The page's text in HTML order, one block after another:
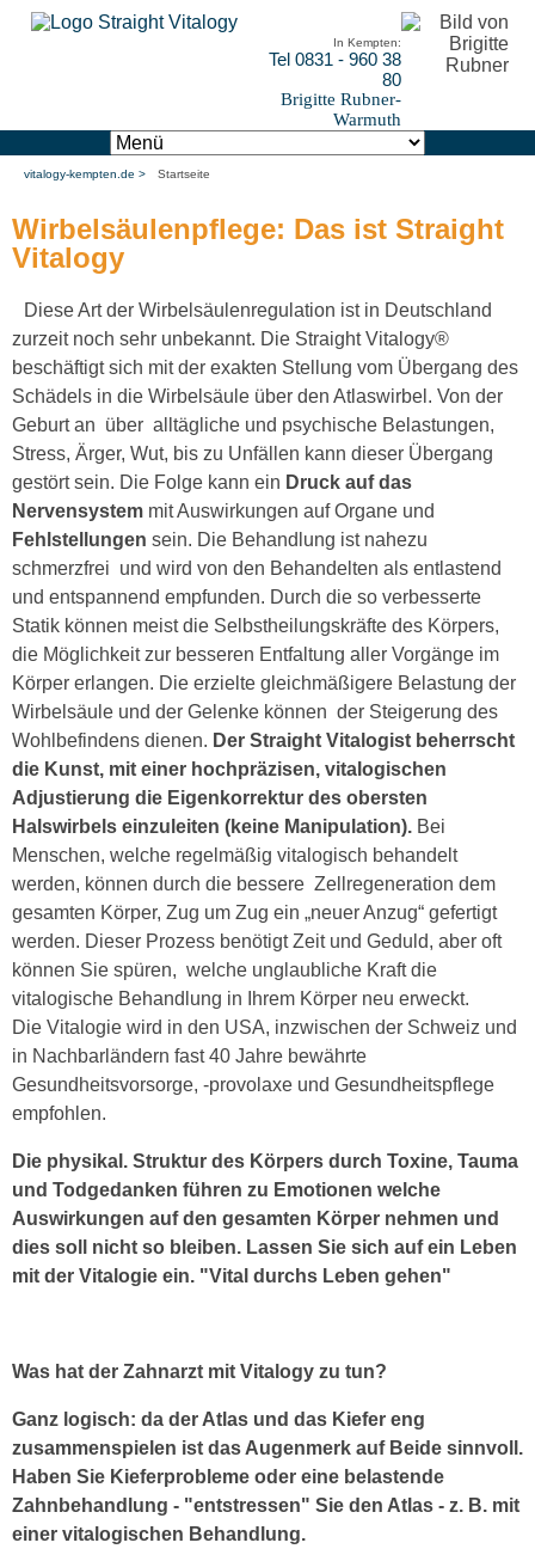
In Kempten:
Tel 0831 - 960 38
80
Brigitte Rubner-
Warmuth
vitalogy-kempten.de Startseite
Wirbelsäulenpflege: Das ist Straight
Vitalogy
Diese Art der Wirbelsäulenregulation ist in Deutschland
zurzeit noch sehr unbekannt. Die Straight Vitalogy®
beschäftigt sich mit der exakten Stellung vom Übergang des
Schädels in die Wirbelsäule über den Atlaswirbel. Von der
Geburt an über alltägliche und psychische Belastungen,
Stress, Ärger, Wut, bis zu Unfällen kann dieser Übergang
gestört sein. Die Folge kann ein Druck auf das
Nervensystem mit Auswirkungen auf Organe und
Fehlstellungen sein. Die Behandlung ist nahezu
schmerzfrei und wird von den Behandelten als entlastend
und entspannend empfunden. Durch die so verbesserte
Statik können meist die Selbstheilungskräfte des Körpers,
die Möglichkeit zur besseren Entfaltung aller Vorgänge im
Körper erlangen. Die erzielte gleichmäßigere Belastung der
Wirbelsäule und der Gelenke können der Steigerung des
Wohlbefindens dienen. Der Straight Vitalogist beherrscht
die Kunst, mit einer hochpräzisen, vitalogischen
Adjustierung die Eigenkorrektur des obersten
Halswirbels einzuleiten (keine Manipulation). Bei
Menschen, welche regelmäßig vitalogisch behandelt
werden, können durch die bessere Zellregeneration dem
gesamten Körper, Zug um Zug ein „neuer Anzug“ gefertigt
werden. Dieser Prozess benötigt Zeit und Geduld, aber oft
können Sie spüren, welche unglaubliche Kraft die
vitalogische Behandlung in Ihrem Körper neu erweckt.
Die Vitalogie wird in den USA, inzwischen der Schweiz und
in Nachbarländern fast 40 Jahre bewährte
Gesundheitsvorsorge, -provolaxe und Gesundheitspflege
empfohlen.
Die physikal. Struktur des Körpers durch Toxine, Tauma
und Todgedanken führen zu Emotionen welche
Auswirkungen auf den gesamten Körper nehmen und
dies soll nicht so bleiben. Lassen Sie sich auf ein Leben
mit der Vitalogie ein. "Vital durchs Leben gehen"
Was hat der Zahnarzt mit Vitalogy zu tun?
Ganz logisch: da der Atlas und das Kiefer eng
zusammenspielen ist das Augenmerk auf Beide sinnvoll.
Haben Sie Kieferprobleme oder eine belastende
Zahnbehandlung - "entstressen" Sie den Atlas - z. B. mit
einer vitalogischen Behandlung.